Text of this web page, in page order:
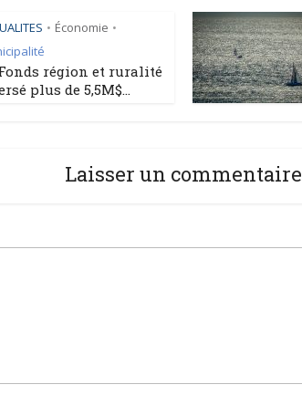
• Économie •
région et ruralité
plus de 5,5M$...
Laisser un commentaire